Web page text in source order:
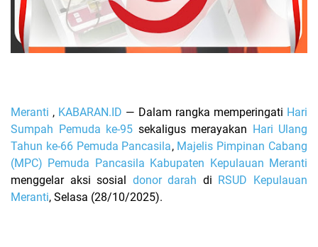
Meranti , KABARAN.ID — Dalam rangka memperingati Hari
Sumpah Pemuda ke-95 sekaligus merayakan Hari Ulang
Tahun ke-66 Pemuda Pancasila, Majelis Pimpinan Cabang
(MPC) Pemuda Pancasila Kabupaten Kepulauan Meranti
menggelar aksi sosial donor darah di RSUD Kepulauan
Meranti, Selasa (28/10/2025).